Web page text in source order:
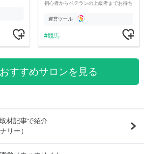
初心者からベテランの上級者までお待ち
運営ツール
競馬
すすめサロンを見る
材記事で紹介
リー）